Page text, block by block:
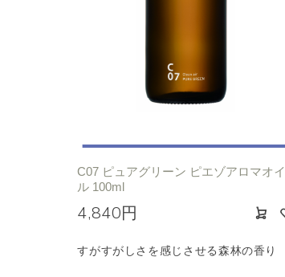
C07 ピュアグリーン ピエゾアロマオイ
ル 100ml
4,840円
すがすがしさを感じさせる森林の香り